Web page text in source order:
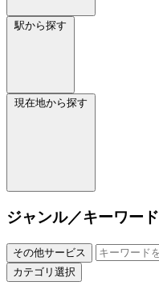
駅から探す
現在地から探す
ジャンル／キーワード
その他サービス
カテゴリ選択